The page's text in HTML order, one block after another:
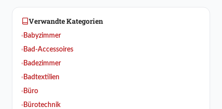
Verwandte Kategorien
Babyzimmer
Bad-Accessoires
Badezimmer
Badtextilien
Büro
Bürotechnik